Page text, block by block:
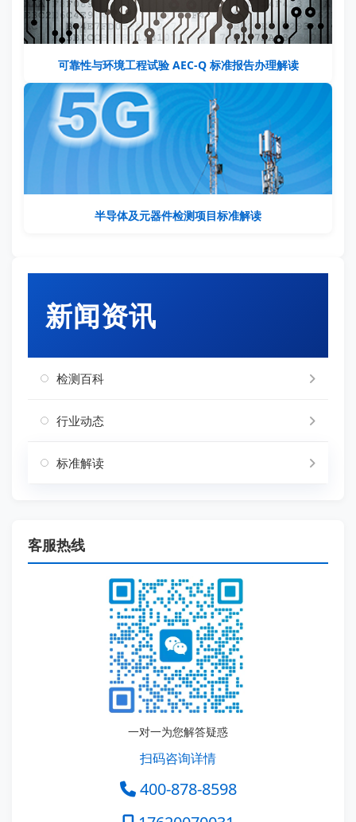
可靠性与环境工程试验 AEC-Q 标准报告办理解读
半导体及元器件检测项目标准解读
新闻资讯
检测百科
行业动态
标准解读
客服热线
一对一为您解答疑惑
扫码咨询详情
400-878-8598